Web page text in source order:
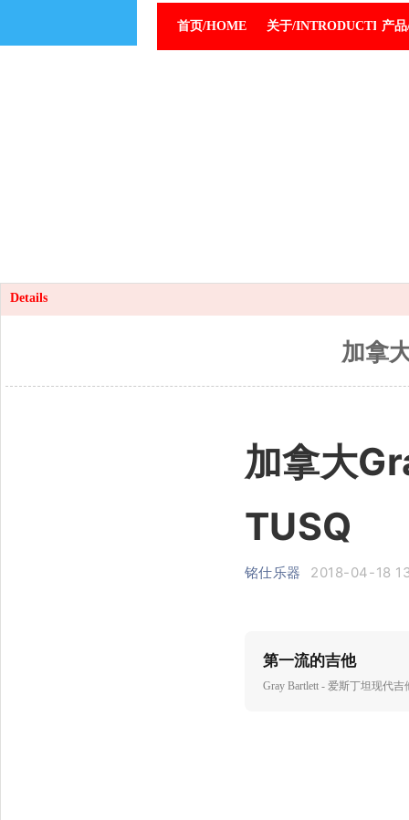
首页/HOME 关于/INTRODUCTION
产
Details
加拿
加拿大
TUSQ
铭仕乐器 2018-04-18
第一流的吉他
Gray Bartlett - 爱斯丁坦现代吉